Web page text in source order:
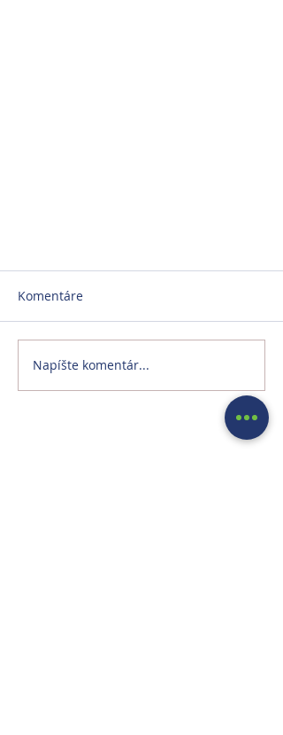
Komentáre
Napíšte komentár...